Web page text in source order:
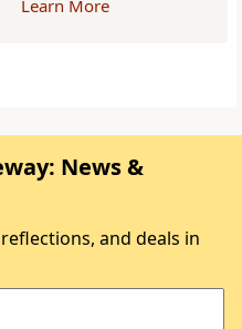
Learn More
News &
and deals in